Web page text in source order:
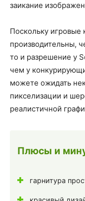
заикание
Поскольку игровые
производительны,
то и разрешение у
чем у
можете ожидать
пикселизации и
реалистичной
Плюсы и
гарнитура